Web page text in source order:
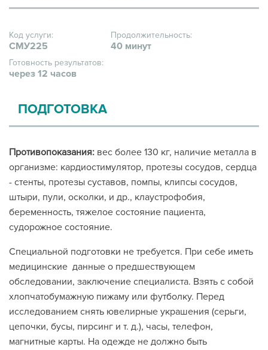
Код услуги:
СМУ225
Продолжительность:
40 минут
Готовность результатов:
через 12 часов
ПОДГОТОВКА
Противопоказания: вес более 130 кг, наличие металла в
организме: кардиостимулятор, протезы сосудов, сердца
- стенты, протезы суставов, помпы, клипсы сосудов,
штыри, пули, осколки, и др., клаустрофобия,
беременность, тяжелое состояние пациента,
судорожное состояние.
Специальной подготовки не требуется. При себе иметь
медицинские данные о предшествующем
обследовании, заключение специалиста. Взять с собой
хлопчатобумажную пижаму или футболку. Перед
исследованием снять ювелирные украшения (серьги,
цепочки, бусы, пирсинг и т. д.), часы, телефон,
магнитные карты. На одежде не должно быть